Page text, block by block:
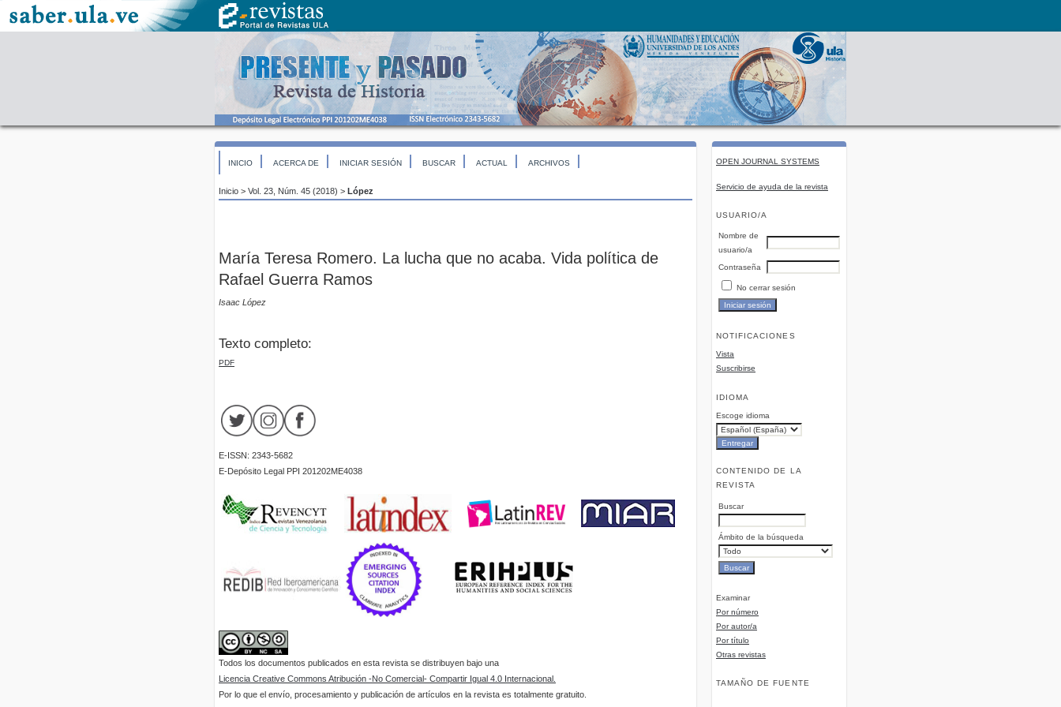
OPEN JOURNAL SYSTEMS
Servicio de ayuda de la revista
USUARIO/A
Nombre de
usuario/a
Contraseña
No cerrar sesión
NOTIFICACIONES
Vista
Suscribirse
IDIOMA
Escoge idioma
CONTENIDO DE LA
REVISTA
Buscar
Ámbito de la búsqueda
Examinar
Por número
Por autor/a
Por título
Otras revistas
TAMAÑO DE FUENTE
INICIO ACERCA DE INICIAR SESIÓN BUSCAR ACTUAL ARCHIVOS
Inicio > Vol. 23, Núm. 45 (2018) > López
María Teresa Romero. La lucha que no acaba. Vida política de
Rafael Guerra Ramos
Isaac López
Texto completo:
PDF
E-ISSN: 2343-5682
E-Depósito Legal PPI 201202ME4038
Todos los documentos publicados en esta revista se distribuyen bajo una
Licencia Creative Commons Atribución -No Comercial- Compartir Igual 4.0 Internacional.
Por lo que el envío, procesamiento y publicación de artículos en la revista es totalmente gratuito.